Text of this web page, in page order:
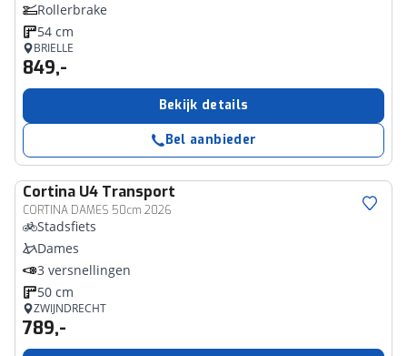
Rollerbrake
54 cm
BRIELLE
849,-
Bekijk details
Bel aanbieder
Cortina U4 Transport
CORTINA DAMES 50cm 2026
Stadsfiets
Dames
3 versnellingen
50 cm
ZWIJNDRECHT
789,-